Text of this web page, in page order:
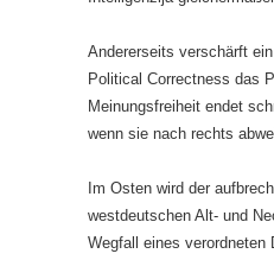
Andererseits verschärft
Political Correctness das
Meinungsfreiheit endet
wenn sie nach rechts
Im Osten wird der
westdeutschen Alt- und
Wegfall eines verordneten